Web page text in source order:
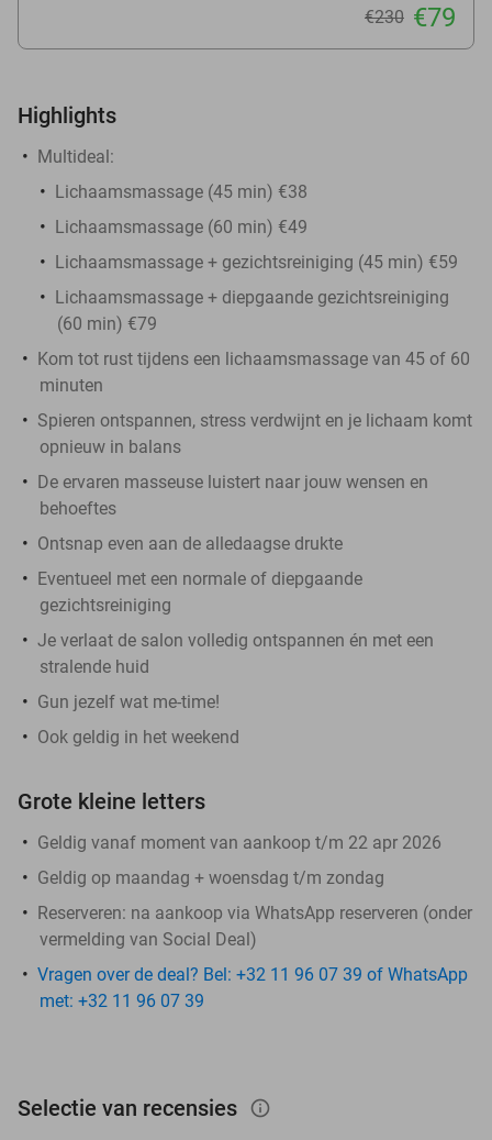
€230 €79
Highlights
Multideal:
Lichaamsmassage (45 min) €38
Lichaamsmassage (60 min) €49
Lichaamsmassage + gezichtsreiniging (45 min) €59
Lichaamsmassage + diepgaande gezichtsreiniging
(60 min) €79
Kom tot rust tijdens een lichaamsmassage van 45 of 60
minuten
Spieren ontspannen, stress verdwijnt en je lichaam komt
opnieuw in balans
De ervaren masseuse luistert naar jouw wensen en
behoeftes
Ontsnap even aan de alledaagse drukte
Eventueel met een normale of diepgaande
gezichtsreiniging
Je verlaat de salon volledig ontspannen én met een
stralende huid
Gun jezelf wat me-time!
Ook geldig in het weekend
Grote kleine letters
Geldig vanaf moment van aankoop t/m 22 apr 2026
Geldig op maandag + woensdag t/m zondag
Reserveren: na aankoop via WhatsApp reserveren (onder
vermelding van Social Deal)
Vragen over de deal? Bel: +32 11 96 07 39 of WhatsApp
met: +32 11 96 07 39
Selectie van recensies info_outlined